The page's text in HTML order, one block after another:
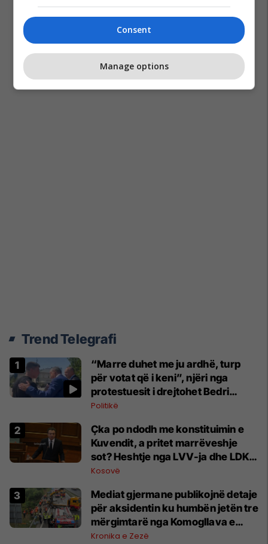
Trend Telegrafi
“Marre duhet me ju ardhë, turp
për votat që i keni”, njëri nga
protestuesit i drejtohet Bedri
Hamzës
Politikë
Çka po ndodh me konstituimin e
Kuvendit, a pritet marrëveshje
sot? Heshtje nga LVV-ja dhe LDK-
ja
Kosovë
Mediat gjermane publikojnë detaje
për aksidentin ku humbën jetën tre
mërgimtarë nga Komogllava e
Ferizajt
Kronika e Zezë
Consent
Manage options